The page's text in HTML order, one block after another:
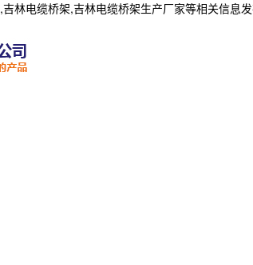
,吉林电缆桥架,吉林电缆桥架生产厂家等相关信息